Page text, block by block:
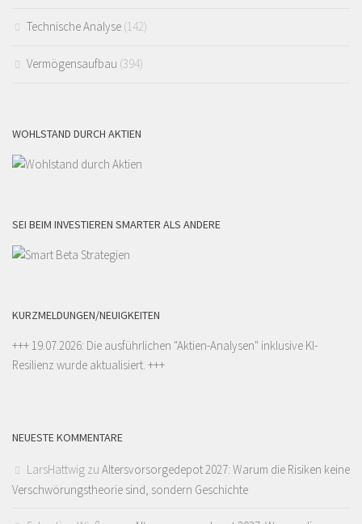
Technische Analyse (142)
Vermögensaufbau (394)
WOHLSTAND DURCH AKTIEN
SEI BEIM INVESTIEREN SMARTER ALS ANDERE
KURZMELDUNGEN/NEUIGKEITEN
+++ 19.07.2026: Die ausführlichen "Aktien-Analysen" inklusive KI-
Resilienz wurde aktualisiert. +++
NEUESTE KOMMENTARE
LarsHattwig zu Altersvorsorgedepot 2027: Warum die Risiken keine
Verschwörungstheorie sind, sondern Geschichte